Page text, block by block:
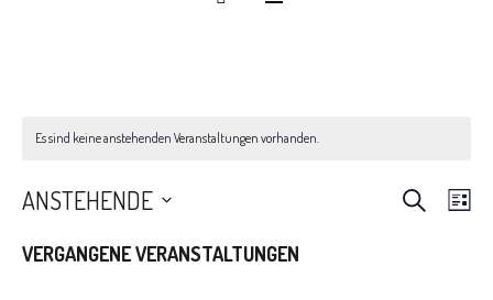
Es sind keine anstehenden Veranstaltungen vorhanden.
SUCHE
ANSTEHENDE
wählen.
VERGANGENE VERANSTALTUNGEN